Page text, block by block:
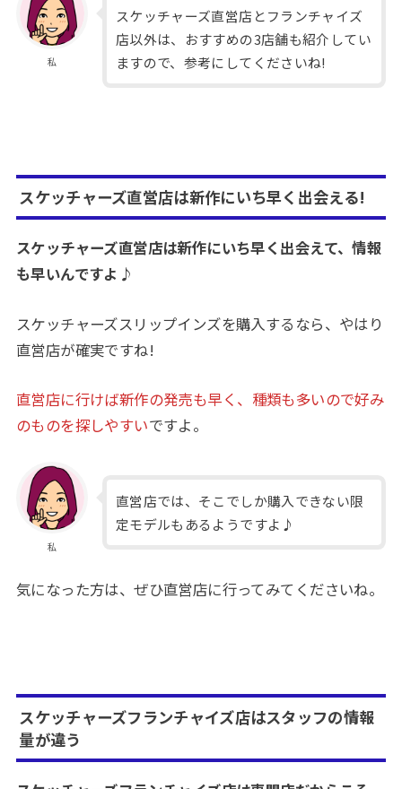
私
スケッチャーズ直営店とフランチャイズ
店以外は、おすすめの3店舗も紹介してい
ますので、参考にしてくださいね!
スケッチャーズ直営店は新作にいち早く出会える!
スケッチャーズ直営店は新作にいち早く出会えて、情報
も早いんですよ ♪
スケッチャーズスリップインズを購入するなら、やはり
直営店が確実ですね!
直営店に行けば新作の発売も早く、種類も多いので好み
のものを探しやすいですよ。
私
直営店では、そこでしか購入できない限
定モデルもあるようですよ♪
気になった方は、ぜひ直営店に行ってみてくださいね。
スケッチャーズフランチャイズ店はスタッフの情報
量が違う